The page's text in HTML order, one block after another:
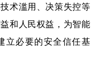
术滥用、决策失控等
和人民权益，为智能
立必要的安全信任基